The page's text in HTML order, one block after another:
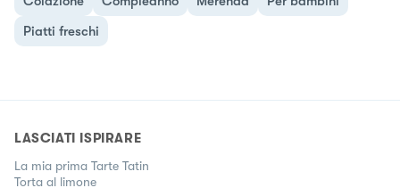
Piatti freschi
LASCIATI ISPIRARE
La mia prima Tarte Tatin
Torta al limone